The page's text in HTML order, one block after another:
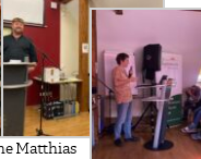
Matthias